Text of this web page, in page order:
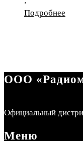
Подробнее
ООО
Официальный
Меню